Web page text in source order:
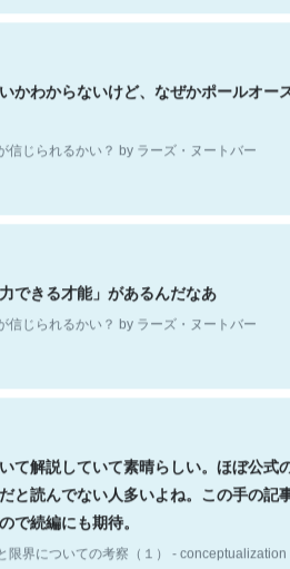
かわからないけど、なぜかポールオー
信じられるかい？ by ラーズ・ヌートバー
できる才能」があるんだなあ
信じられるかい？ by ラーズ・ヌートバー
て解説していて素晴らしい。ほぼ公式
と読んでない人多いよね。この手の記
で続編にも期待。
限界についての考察（１） - conceptualization